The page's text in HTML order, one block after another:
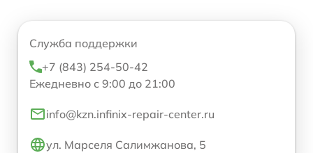
Служба поддержки
+7 (843) 254-50-42
Ежедневно с 9:00 до 21:00
info@kzn.infinix-repair-center.ru
ул. Марселя Салимжанова, 5